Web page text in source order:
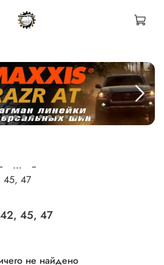
...
45, 47
42, 45, 47
не найдено